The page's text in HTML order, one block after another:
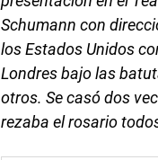
Schumann con
los Estados Unidos
Londres bajo las
otros. Se casó dos
rezaba el rosario